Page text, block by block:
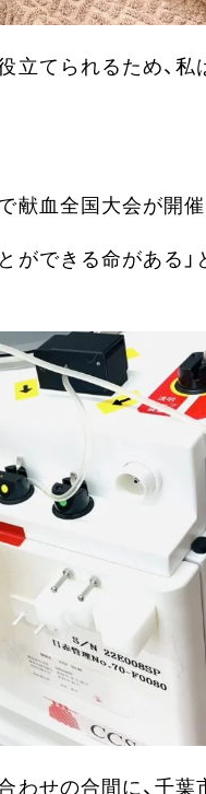
立てられるため、私
献血全国大会が開催
ができる命がある
わせの合間に、千葉